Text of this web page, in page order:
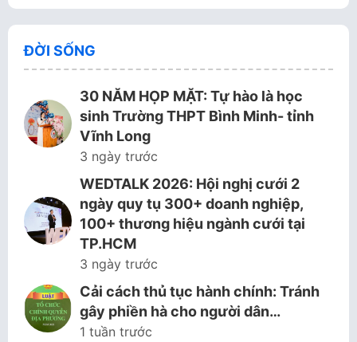
ĐỜI SỐNG
30 NĂM HỌP MẶT: Tự hào là học
sinh Trường THPT Bình Minh- tỉnh
Vĩnh Long
3 ngày trước
WEDTALK 2026: Hội nghị cưới 2
ngày quy tụ 300+ doanh nghiệp,
100+ thương hiệu ngành cưới tại
TP.HCM
3 ngày trước
Cải cách thủ tục hành chính: Tránh
gây phiền hà cho người dân…
1 tuần trước